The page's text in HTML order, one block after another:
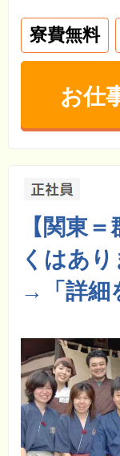
寮費無料
お仕
【関東
くはあ
→「詳細